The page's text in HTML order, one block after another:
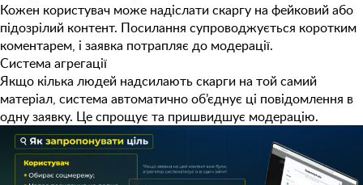
Кожен користувач може надіслати скаргу на фейковий або
підозрілий контент. Посилання супроводжується коротким
коментарем, і заявка потрапляє до модерації.
Система агрегації
Якщо кілька людей надсилають скарги на той самий
матеріал, система автоматично об’єднує ці повідомлення в
одну заявку. Це спрощує та пришвидшує модерацію.